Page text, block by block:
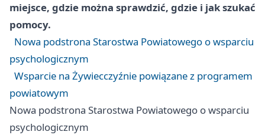
miejsce, gdzie można sprawdzić, gdzie i jak szukać
pomocy.
Nowa podstrona Starostwa Powiatowego o wsparciu
psychologicznym
Wsparcie na Żywiecczyźnie powiązane z programem
powiatowym
Nowa podstrona Starostwa Powiatowego o wsparciu
psychologicznym